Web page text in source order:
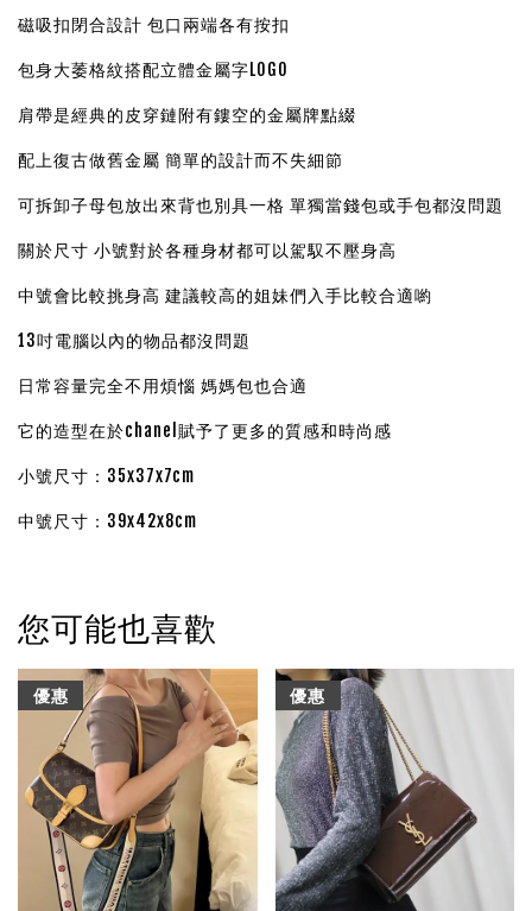
磁吸扣閉合設計 包口兩端各有按扣
包身大萎格紋搭配立體金屬字LOGO
肩帶是經典的皮穿鏈附有鏤空的金屬牌點綴
配上復古做舊金屬 簡單的設計而不失細節
可拆卸子母包放出來背也別具一格 單獨當錢包或手包都沒問題
關於尺寸 小號對於各種身材都可以駕馭不壓身高
中號會比較挑身高 建議較高的姐妹們入手比較合適喲
13吋電腦以內的物品都沒問題
日常容量完全不用煩惱 媽媽包也合適
它的造型在於chanel賦予了更多的質感和時尚感
小號尺寸：35x37x7cm
中號尺寸：39x42x8cm
您可能也喜歡
優惠 優惠